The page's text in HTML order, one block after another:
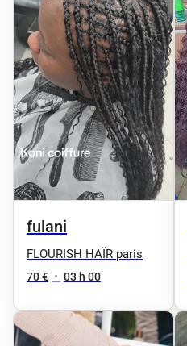
fulani
FLOURISH HAÏR paris
70 € • 03 h 00